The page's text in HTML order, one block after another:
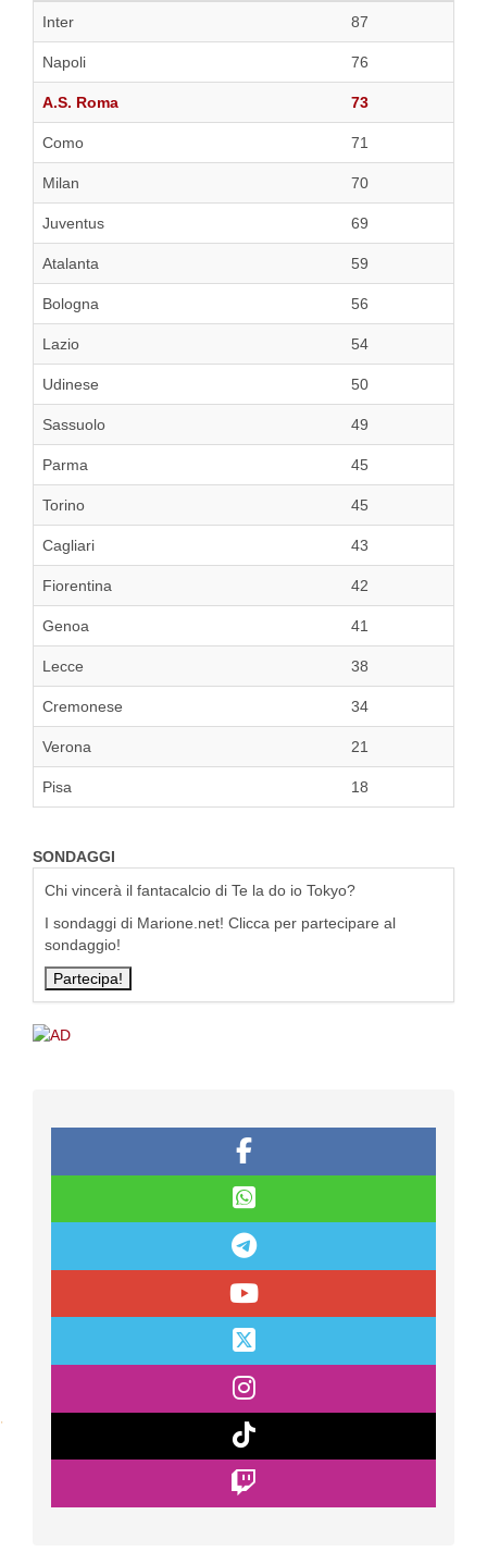
Inter
87
Napoli 76
A.S. Roma 73
Como 71
Milan 70
Juventus 69
Atalanta 59
Bologna 56
Lazio 54
Udinese 50
Sassuolo 49
Parma 45
Torino 45
Cagliari 43
Fiorentina 42
Genoa 41
Lecce 38
Cremonese 34
Verona 21
Pisa 18
SONDAGGI
Chi vincerà il fantacalcio di Te la do io Tokyo?
I sondaggi di Marione.net! Clicca per partecipare al
sondaggio!